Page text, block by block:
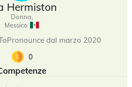
Hermiston
Donna,
Messico
dal marzo 2020
0